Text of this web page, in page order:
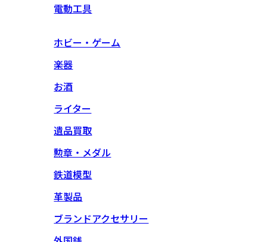
電動工具
ホビー・ゲーム
楽器
お酒
ライター
遺品買取
勲章・メダル
鉄道模型
革製品
ブランドアクセサリー